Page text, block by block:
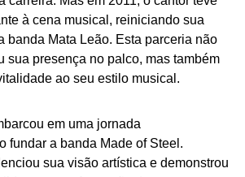
à cena musical, reiniciando sua
banda Mata Leão. Esta parceria não
sua presença no palco, mas também
ao seu estilo musical.
em uma jornada
fundar a banda Made of Steel.
sua visão artística e demonstrou